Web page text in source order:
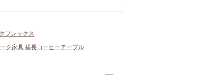
フレックス
ク家具 横長コーヒーテーブル